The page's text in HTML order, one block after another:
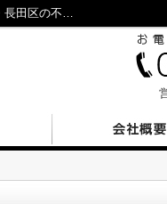
Sector Port805｜仲介手数料無料！オンライン内覧・現地待ち合わせ可能！！｜兵庫区・長田区の不動産｜N’sESTATE